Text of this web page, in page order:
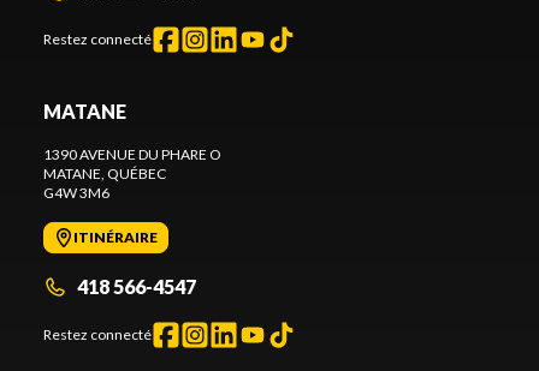
Restez connecté
MATANE
1390 AVENUE DU PHARE O
MATANE, QUÉBEC
G4W 3M6
ITINÉRAIRE
418 566-4547
Restez connecté